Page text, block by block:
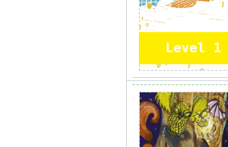
Level 1